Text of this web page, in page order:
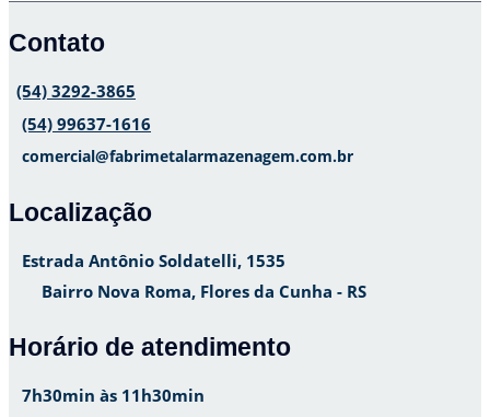
Contato
(54) 3292-3865
(54) 99637-1616
comercial@fabrimetalarmazenagem.com.br
Localização
Estrada Antônio Soldatelli, 1535
Bairro Nova Roma, Flores da Cunha - RS
Horário de atendimento
7h30min às 11h30min